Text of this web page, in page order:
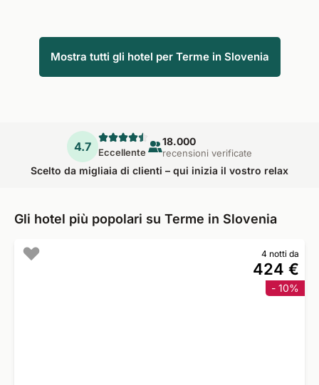
Mostra tutti gli hotel per Terme in Slovenia
4.7 Eccellente
18.000
recensioni verificate
Scelto da migliaia di clienti – qui inizia il vostro relax
Gli hotel più popolari su Terme in Slovenia
4 notti da
424 €
- 10%